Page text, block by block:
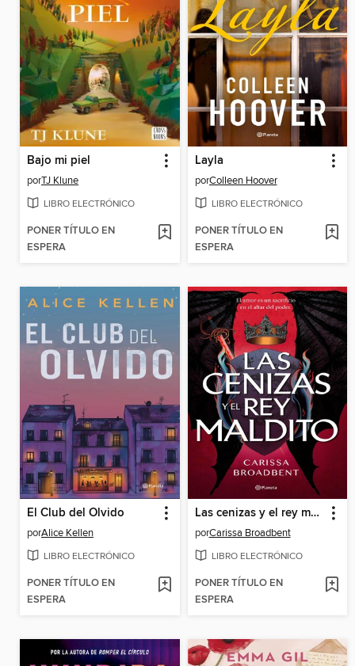
Bajo mi piel
porTJ Klune
LIBRO ELECTRÓNICO
PONER TÍTULO EN
ESPERA
Layla
porColleen Hoover
LIBRO ELECTRÓNICO
PONER TÍTULO EN
ESPERA
El Club del Olvido
porAlice Kellen
LIBRO ELECTRÓNICO
PONER TÍTULO EN
ESPERA
Las cenizas y el rey maldito
porCarissa Broadbent
LIBRO ELECTRÓNICO
PONER TÍTULO EN
ESPERA